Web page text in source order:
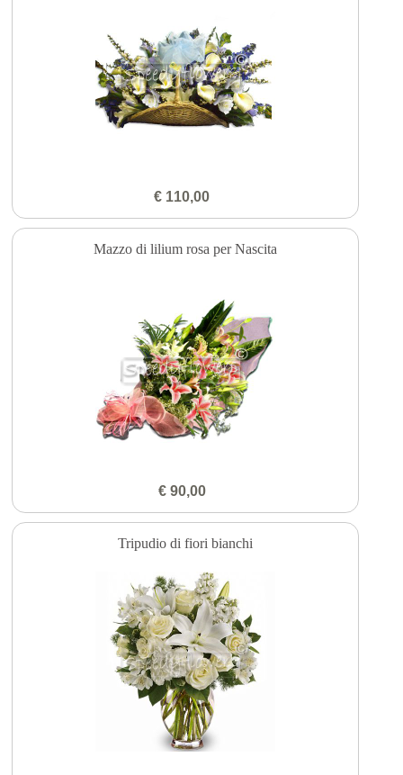
€ 110,00
Mazzo di lilium rosa per Nascita
€ 90,00
Tripudio di fiori bianchi